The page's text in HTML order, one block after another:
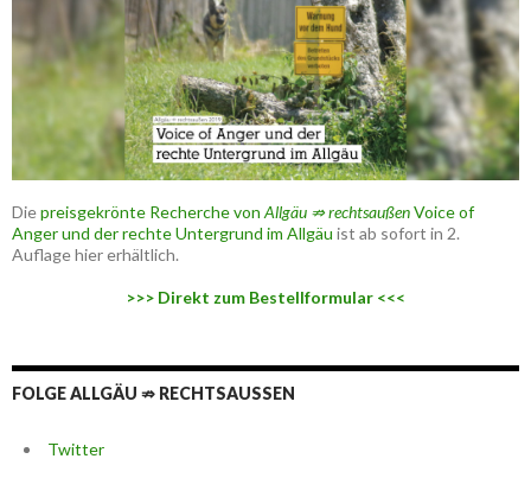
Diepreisgekrönte Recherche von Allgäu ⇏ rechtsaußenVoice of
Anger und der rechte Untergrund im Allgäu ist ab sofort in 2.
Auflage hier erhältlich.
>>> Direkt zum Bestellformular <<<
FOLGE ALLGÄU ⇏ RECHTSAUSSEN
Twitter